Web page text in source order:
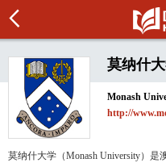
莫纳什
Monash
http://
莫纳什大学（Monash University）